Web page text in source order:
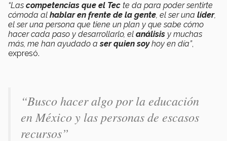
“Las competencias que el Tec te da para poder sentirte
cómoda al hablar en frente de la gente, el ser una líder,
el ser una persona que tiene un plan y que sabe cómo
hacer cada paso y desarrollarlo, el análisis y muchas
más, me han ayudado aser quien soyhoy en día”,
expresó.
“Busco hacer algo por la educación
en México y las personas de escasos
recursos”